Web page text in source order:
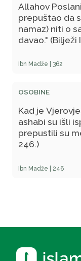
svjedoci protiv
143).
Allahov
prepuštao da
namaz) niti o
davao." (Bilježi
Ibn Madže | 362
OSOBINE
Kad je
ashabi su išli
prepustili su
246.)
Ibn Madže | 246